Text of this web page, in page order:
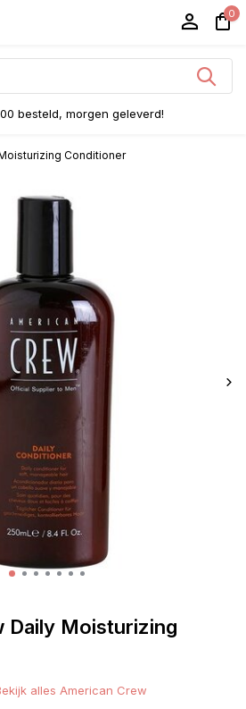
0
besteld, morgen geleverd!
Conditioner
Daily Moisturizing
alles American Crew